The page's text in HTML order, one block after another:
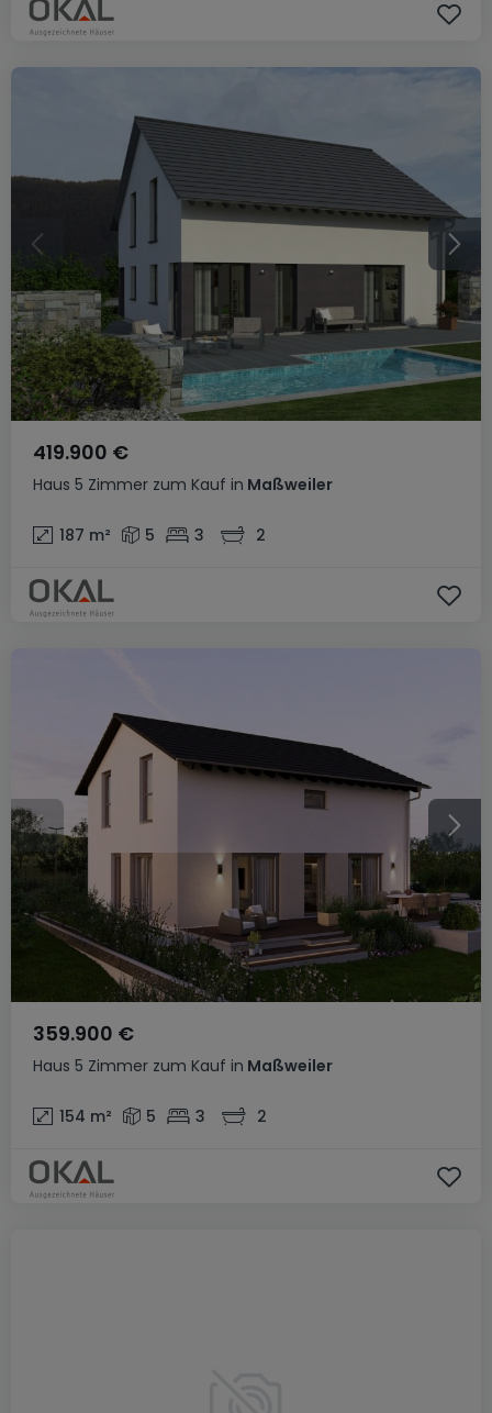
Haus 5 Zimmer zum Kauf in Maßweiler
419.900 €
187 m² 5 3 2
Haus 5 Zimmer zum Kauf in Maßweiler
359.900 €
154 m² 5 3 2